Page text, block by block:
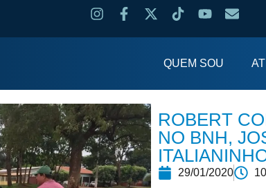
QUEM SOU
ROBERT
NO BNH,
29/01/2020